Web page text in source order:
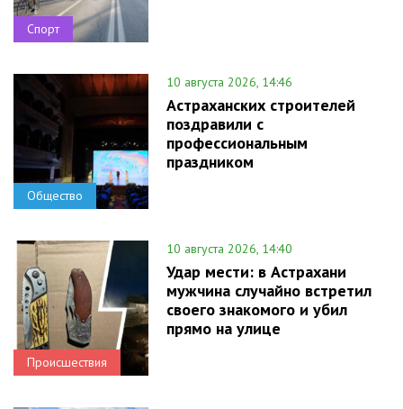
Спорт
Общество
10 августа 2026, 14:46
Астраханских строителей
поздравили с
профессиональным
праздником
Происшествия
10 августа 2026, 14:40
Удар мести: в Астрахани
мужчина случайно встретил
своего знакомого и убил
прямо на улице